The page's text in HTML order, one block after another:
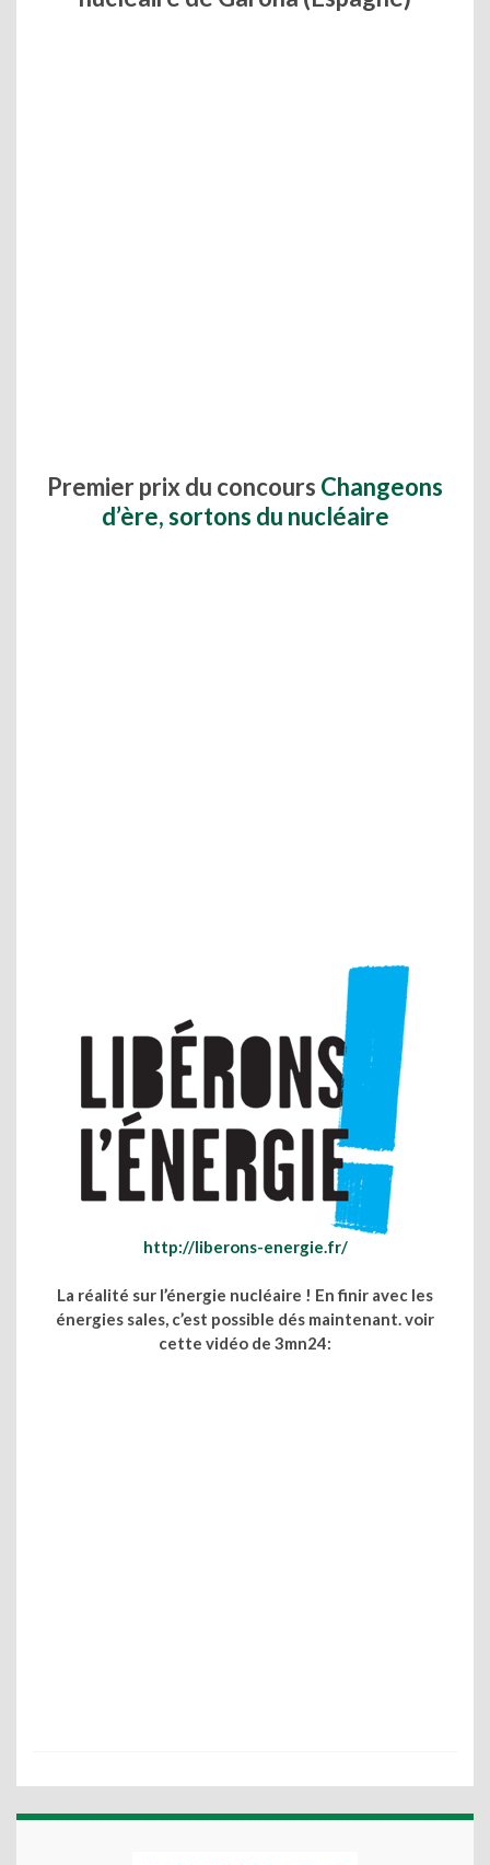
Premier prix du concours Changeons
d’ère, sortons du nucléaire
http://liberons-energie.fr/
La réalité sur l’énergie nucléaire ! En finir avec les
énergies sales, c’est possible dés maintenant. voir
cette vidéo de 3mn24: